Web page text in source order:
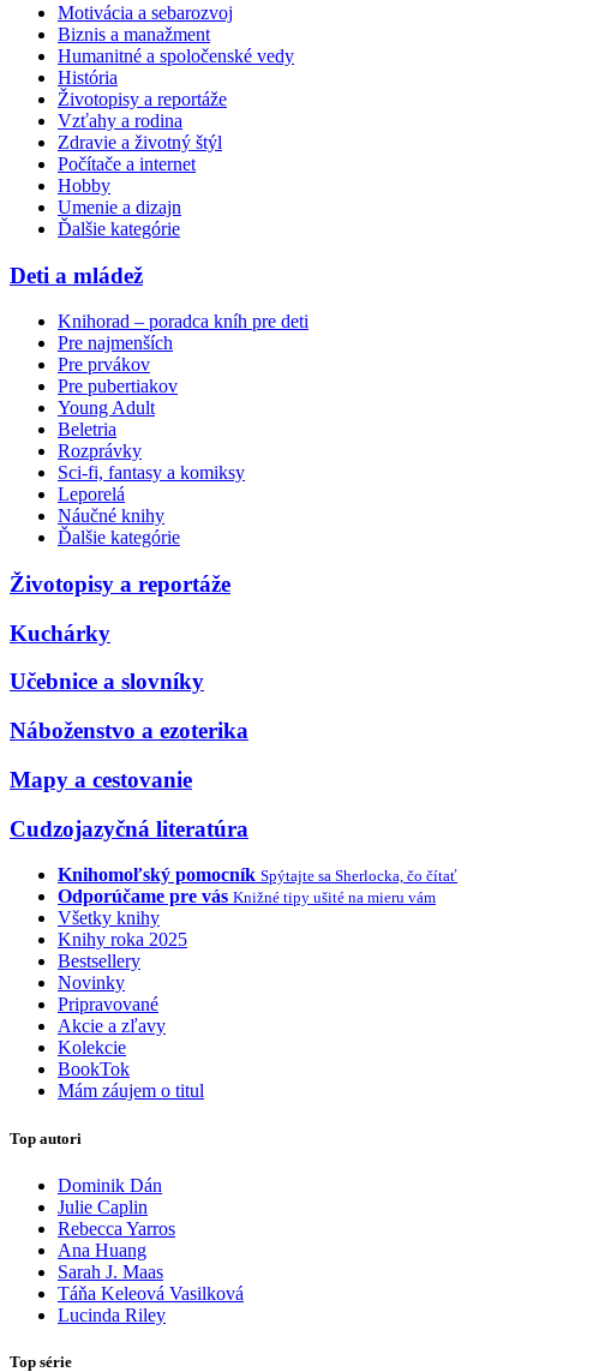
Motivácia a sebarozvoj
Biznis a manažment
Humanitné a spoločenské vedy
História
Životopisy a reportáže
Vzťahy a rodina
Zdravie a životný štýl
Počítače a internet
Hobby
Umenie a dizajn
Ďalšie kategórie
Deti a mládež
Knihorad – poradca kníh pre deti
Pre najmenších
Pre prvákov
Pre pubertiakov
Young Adult
Beletria
Rozprávky
Sci-fi, fantasy a komiksy
Leporelá
Náučné knihy
Ďalšie kategórie
Životopisy a reportáže
Kuchárky
Učebnice a slovníky
Náboženstvo a ezoterika
Mapy a cestovanie
Cudzojazyčná literatúra
Knihomoľský pomocník Spýtajte sa Sherlocka, čo čítať
Odporúčame pre vás Knižné tipy ušité na mieru vám
Všetky knihy
Knihy roka 2025
Bestsellery
Novinky
Pripravované
Akcie a zľavy
Kolekcie
BookTok
Mám záujem o titul
Top autori
Dominik Dán
Julie Caplin
Rebecca Yarros
Ana Huang
Sarah J. Maas
Táňa Keleová Vasilková
Lucinda Riley
Top série